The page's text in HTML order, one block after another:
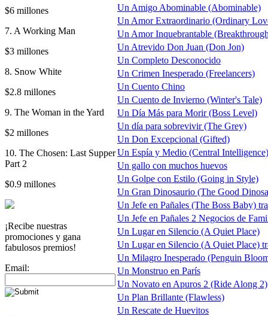
$6 millones
7. A Working Man
$3 millones
8. Snow White
$2.8 millones
9. The Woman in the Yard
$2 millones
10. The Chosen: Last Supper
Part 2
$0.9 millones
¡Recibe nuestras
promociones y gana
fabulosos premios!
Email:
Un Amigo Abominable (Abominable)
Un Amor Extraordinario (Ordinary
Un Amor Inquebrantable
Un Atrevido Don Juan (Don Jon)
Un Completo Desconocido
Un Crimen Inesperado (Freelancers)
Un Cuento Chino
Un Cuento de Invierno (Winter's Tale)
Un Día Más para Morir (Boss Level)
Un día para sobrevivir (The Grey)
Un Don Excepcional (Gifted)
Un Espía y Medio (Central Intelligence)
Un gallo con muchos huevos
Un Golpe con Estilo (Going in Style)
Un Gran Dinosaurio (The Good
Un Jefe en Pañales (The Boss Baby)
Un Jefe en Pañales 2 Negocios de
Un Lugar en Silencio (A Quiet Place)
Un Lugar en Silencio (A Quiet Place)
Un Milagro Inesperado (Penguin
Un Monstruo en París
Un Novato en Apuros 2 (Ride Along 2)
Un Plan Brillante (Flawless)
Un Rescate de Huevitos